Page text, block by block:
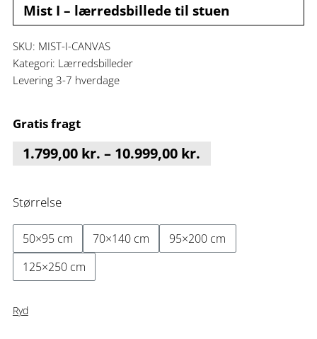
Mist I – lærredsbillede til stuen
SKU: MIST-I-CANVAS
Kategori: Lærredsbilleder
Levering 3-7 hverdage
Gratis fragt
1.799,00 kr. – 10.999,00 kr.
Størrelse
50×95 cm 70×140 cm
95×200 cm
125×250 cm
Ryd